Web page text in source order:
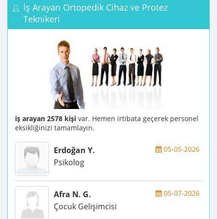
İş Arayan Ortopedik Cihaz ve Protez
Teknikeri
iş arayan 2578 kişi var. Hemen irtibata geçerek personel
eksikliğinizi tamamlayın.
05-05-2026
Erdoğan Y.
Psikolog
05-07-2026
Afra N. G.
Çocuk Gelişimcisi